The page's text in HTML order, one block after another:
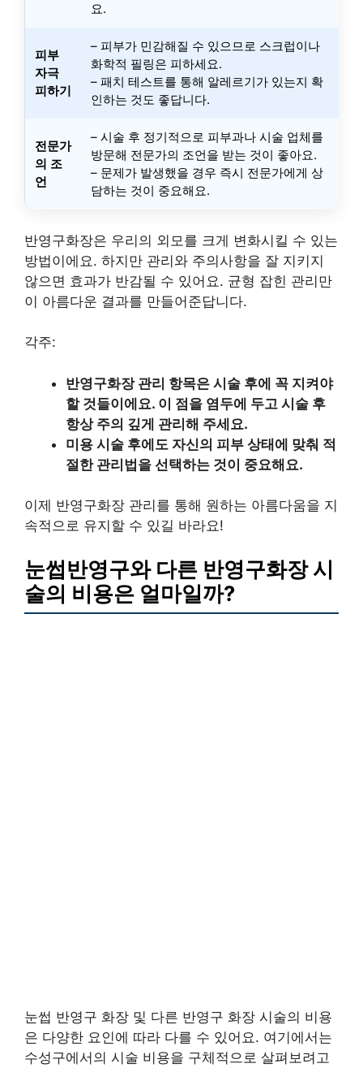
요.
피부
자극
피하기
– 피부가 민감해질 수 있으므로 스크럽이나
화학적 필링은 피하세요.
– 패치 테스트를 통해 알레르기가 있는지 확
인하는 것도 좋답니다.
전문가
의 조
언
– 시술 후 정기적으로 피부과나 시술 업체를
방문해 전문가의 조언을 받는 것이 좋아요.
– 문제가 발생했을 경우 즉시 전문가에게 상
담하는 것이 중요해요.
반영구화장은 우리의 외모를 크게 변화시킬 수 있는
방법이에요. 하지만 관리와 주의사항을 잘 지키지
않으면 효과가 반감될 수 있어요. 균형 잡힌 관리만
이 아름다운 결과를 만들어준답니다.
각주:
반영구화장 관리 항목은 시술 후에 꼭 지켜야
할 것들이에요. 이 점을 염두에 두고 시술 후
항상 주의 깊게 관리해 주세요.
미용 시술 후에도 자신의 피부 상태에 맞춰 적
절한 관리법을 선택하는 것이 중요해요.
이제 반영구화장 관리를 통해 원하는 아름다움을 지
속적으로 유지할 수 있길 바라요!
눈썹반영구와 다른 반영구화장 시
술의 비용은 얼마일까?
눈썹 반영구 화장 및 다른 반영구 화장 시술의 비용
은 다양한 요인에 따라 다를 수 있어요. 여기에서는
수성구에서의 시술 비용을 구체적으로 살펴보려고